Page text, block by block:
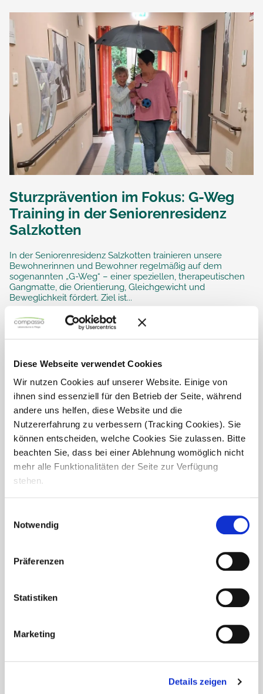
Diese Webseite verwendet Cookies
Wir nutzen Cookies auf unserer Website. Einige von
ihnen sind essenziell für den Betrieb der Seite, während
andere uns helfen, diese Website und die
Nutzererfahrung zu verbessern (Tracking Cookies). Sie
können entscheiden, welche Cookies Sie zulassen. Bitte
beachten Sie, dass bei einer Ablehnung womöglich nicht
mehr alle Funktionalitäten der Seite zur Verfügung
stehen.
Notwendig
Präferenzen
Statistiken
Marketing
Details zeigen
Sturzprävention im Fokus: G-Weg
Training in der Seniorenresidenz
Salzkotten
In der Seniorenresidenz Salzkotten trainieren unsere
Bewohnerinnen und Bewohner regelmäßig auf dem
sogenannten „G-Weg“ – einer speziellen, therapeutischen
Gangmatte, die Orientierung, Gleichgewicht und
Beweglichkeit fördert. Ziel ist...
Baustart für neue Seniorenresidenz
in Niederkassel-Rheidt
In Niederkassel-Rheidt haben die Bauarbeiten für eine
moderner Pflege- und Lebensort mit 112 Pflegeplätzen,